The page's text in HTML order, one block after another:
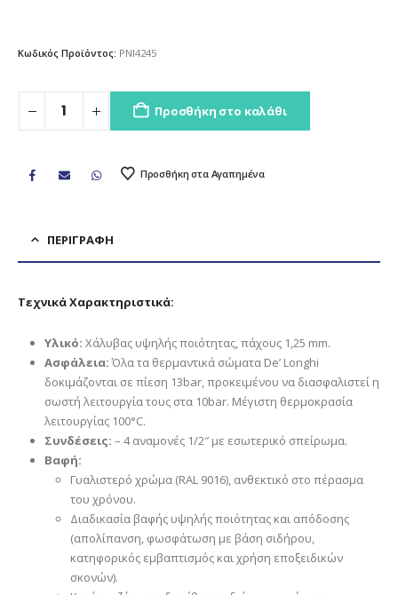
Κωδικός Προϊόντος: PNI4245
Προσθήκη στο καλάθι
Προσθήκη στα Αγαπημένα
ΠΕΡΙΓΡΑΦΉ
Τεχνικά Χαρακτηριστικά:
Υλικό: Χάλυβας υψηλής ποιότητας, πάχους 1,25 mm.
Ασφάλεια:Όλα τα θερμαντικά σώματα De’ Longhi
δοκιμάζονται σε πίεση 13bar, προκειμένου να διασφαλιστεί η
σωστή λειτουργία τους στα 10bar. Μέγιστη θερμοκρασία
λειτουργίας 100°C.
Συνδέσεις: – 4 αναμονές 1/2″ με εσωτερικό σπείρωμα.
Βαφή:
Γυαλιστερό χρώμα (RAL 9016), ανθεκτικό στο πέρασμα
του χρόνου.
Διαδικασία βαφής υψηλής ποιότητας και απόδοσης
(απολίπανση, φωσφάτωση με βάση σιδήρου,
κατηφορικός εμβαπτισμός και χρήση εποξειδικών
σκονών).